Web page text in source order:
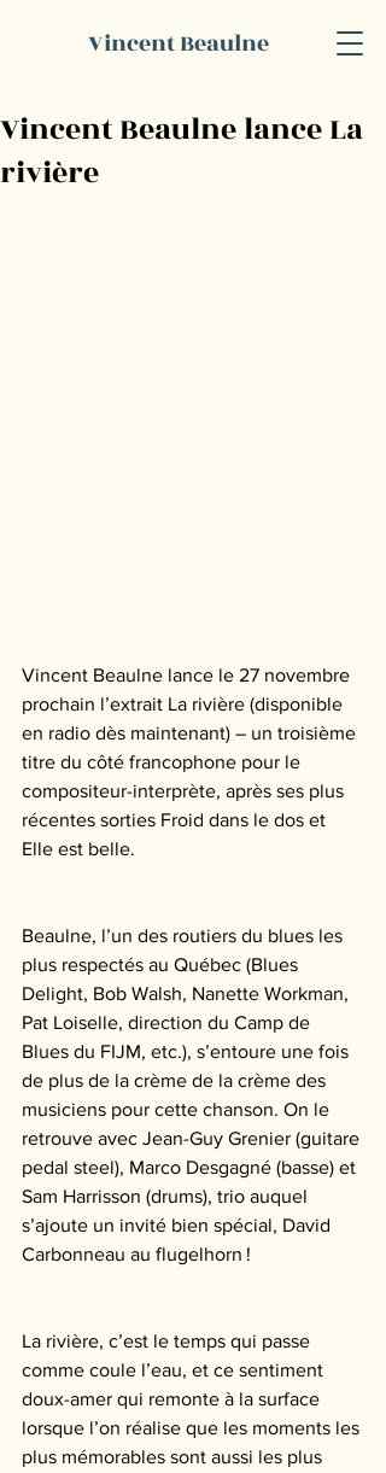
Vincent Beaulne
Vincent Beaulne lance La
rivière
Vincent Beaulne lance le 27 novembre
prochain l’extrait La rivière (disponible
en radio dès maintenant) – un troisième
titre du côté francophone pour le
compositeur-interprète, après ses plus
récentes sorties Froid dans le dos et
Elle est belle.
Beaulne, l’un des routiers du blues les
plus respectés au Québec (Blues
Delight, Bob Walsh, Nanette Workman,
Pat Loiselle, direction du Camp de
Blues du FIJM, etc.), s’entoure une fois
de plus de la crème de la crème des
musiciens pour cette chanson. On le
retrouve avec Jean-Guy Grenier (guitare
pedal steel), Marco Desgagné (basse) et
Sam Harrisson (drums), trio auquel
s’ajoute un invité bien spécial, David
Carbonneau au flugelhorn !
La rivière, c’est le temps qui passe
comme coule l’eau, et ce sentiment
doux-amer qui remonte à la surface
lorsque l’on réalise que les moments les
plus mémorables sont aussi les plus